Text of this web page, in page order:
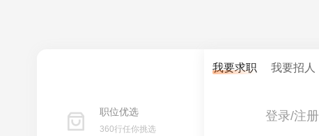
职位优选
360行任你挑选
我要求职 我要招人
登录/注册